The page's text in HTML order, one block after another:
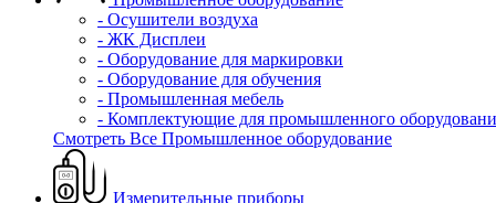
- Осушители воздуха
- ЖК Дисплеи
- Оборудование для маркировки
- Оборудование для обучения
- Промышленная мебель
- Комплектующие для промышленного
Смотреть Все Промышленное оборудование
Измерительные приборы